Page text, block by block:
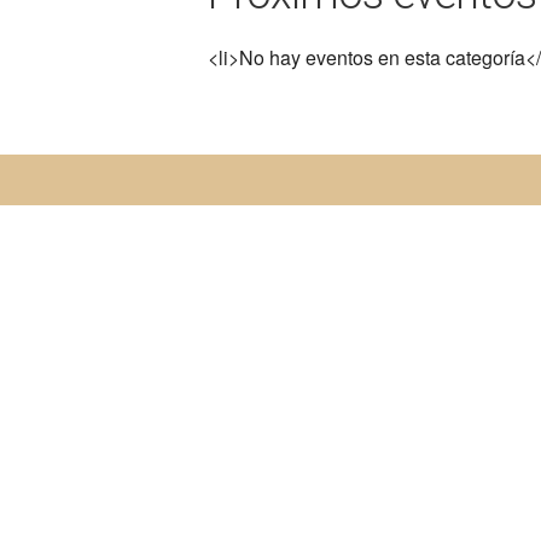
<li>No hay eventos en esta